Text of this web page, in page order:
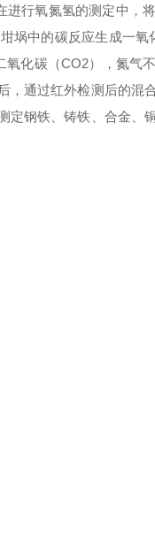
行氧氮氢的测定中，
埚中的碳反应生成一
化碳（CO2），氮气
通过红外检测后的混
钢铁、铸铁、合金、